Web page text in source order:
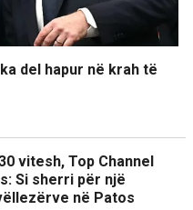
del hapur në krah të
vitesh, Top Channel
Si sherri për një
në Patos